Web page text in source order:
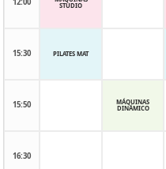
STUDIO
15:30 PILATES MAT
15:50
MÁQUINAS
DINÁMICO
16:30